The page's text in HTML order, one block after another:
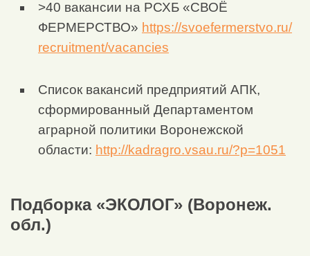
>40 вакансии на РСХБ «СВОЁ
ФЕРМЕРСТВО» https://svoefermerstvo.ru/
recruitment/vacancies
Список вакансий предприятий АПК,
сформированный Департаментом
аграрной политики Воронежской
области: http://kadragro.vsau.ru/?p=1051
Подборка «ЭКОЛОГ» (Воронеж.
обл.)